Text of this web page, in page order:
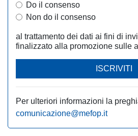
Do il consenso
Non do il consenso
al trattamento dei dati ai fini di
finalizzato alla promozione sulle
ISCRIVITI
Per ulteriori informazioni la
comunicazione@mefop.it